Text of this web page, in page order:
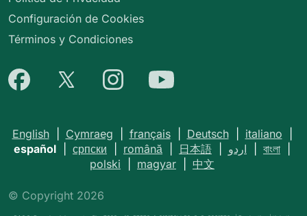
Configuración de Cookies
Términos y Condiciones
English| Cymraeg français| Deutsch| italiano
español
српски română 日本語 اردو বাংলা
polski
magyar 中文
© Copyright 2026